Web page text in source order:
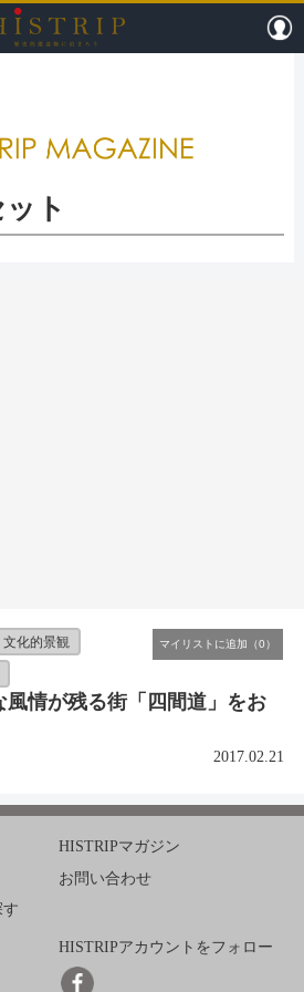
HISTRIP（
ト
文化的景観
風情が残る街「四間道」をお
2017.02.21
HISTRIPマガジン
お問い合わせ
HISTRIPアカウントをフォロー